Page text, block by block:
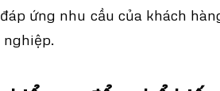
ứng nhu cầu của khách